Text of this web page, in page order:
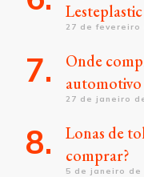
Lesteplastic
27 de fevereiro
Onde
automotivo
27 de janeiro
Lonas de
comprar?
5 de janeiro de